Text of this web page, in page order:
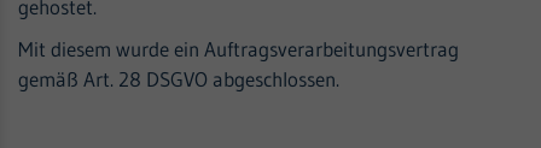
gehostet.
Mit diesem wurde ein Auftragsverarbeitungsvertrag
gemäß Art. 28 DSGVO abgeschlossen.